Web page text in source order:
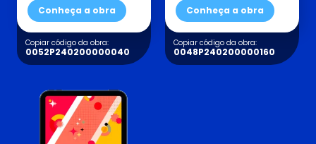
Conheça a obra
Copiar código da obra:
0052P240200000040
Conheça a obra
Copiar código da obra:
0048P240200000160